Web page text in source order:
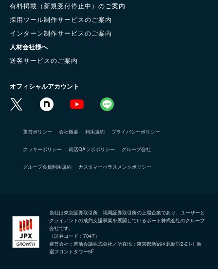
有料掲載（新規受付停止中）のご案内
採用ツール制作サービスのご案内
インターン制作サービスのご案内
人材会社様へ
送客サービスのご案内
オフィシャルアカウント
運営ポリシー 会社概要 利用規約 プライバシーポリシー
クッキーポリシー 就活QAラボポリシー グループ会社
グループ会員利用規約 カスタマーハラスメントポリシー
当社は東京証券取引所、福岡証券取引所の上場企業であり、ユーザーと
クライアントの成約支援事業を展開しているポート株式会社のグループ
会社です。
（証券コード：7047）
運営会社：就活会議株式会社／所在地：東京都新宿区北新宿2-21-1 新
宿フロントタワー5F